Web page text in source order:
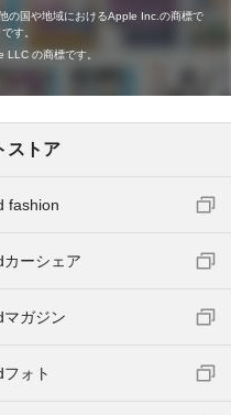
の国や地域におけるApple Inc.の商標で
す。
の商標です。
ストア
fashion
カーシェア
マガジン
フォト